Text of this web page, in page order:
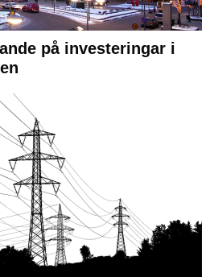
på investeringar i